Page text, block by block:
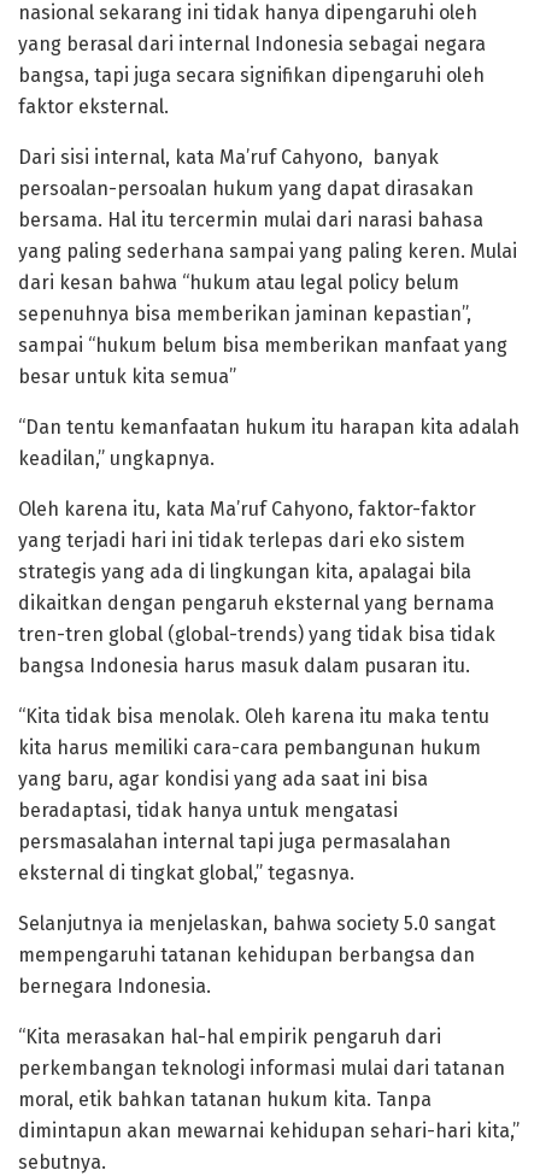
nasional sekarang ini tidak hanya dipengaruhi oleh
yang berasal dari internal Indonesia sebagai negara
bangsa, tapi juga secara signifikan dipengaruhi oleh
faktor eksternal.
Dari sisi internal, kata Ma’ruf Cahyono, banyak
persoalan-persoalan hukum yang dapat dirasakan
bersama. Hal itu tercermin mulai dari narasi bahasa
yang paling sederhana sampai yang paling keren. Mulai
dari kesan bahwa “hukum atau legal policy belum
sepenuhnya bisa memberikan jaminan kepastian”,
sampai “hukum belum bisa memberikan manfaat yang
besar untuk kita semua”
“Dan tentu kemanfaatan hukum itu harapan kita adalah
keadilan,” ungkapnya.
Oleh karena itu, kata Ma’ruf Cahyono, faktor-faktor
yang terjadi hari ini tidak terlepas dari eko sistem
strategis yang ada di lingkungan kita, apalagai bila
dikaitkan dengan pengaruh eksternal yang bernama
tren-tren global (global-trends) yang tidak bisa tidak
bangsa Indonesia harus masuk dalam pusaran itu.
“Kita tidak bisa menolak. Oleh karena itu maka tentu
kita harus memiliki cara-cara pembangunan hukum
yang baru, agar kondisi yang ada saat ini bisa
beradaptasi, tidak hanya untuk mengatasi
persmasalahan internal tapi juga permasalahan
eksternal di tingkat global,” tegasnya.
Selanjutnya ia menjelaskan, bahwa society 5.0 sangat
mempengaruhi tatanan kehidupan berbangsa dan
bernegara Indonesia.
“Kita merasakan hal-hal empirik pengaruh dari
perkembangan teknologi informasi mulai dari tatanan
moral, etik bahkan tatanan hukum kita. Tanpa
dimintapun akan mewarnai kehidupan sehari-hari kita,”
sebutnya.